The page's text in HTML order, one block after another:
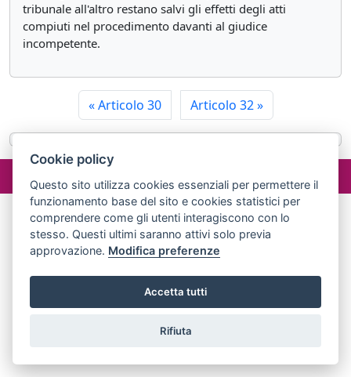
tribunale all'altro restano salvi gli effetti degli atti
compiuti nel procedimento davanti al giudice
incompetente.
«Articolo 30 Articolo 32»
©2024 misterlex.it -
02029690472
Cookie policy
Questo sito utilizza cookies essenziali per permettere il
funzionamento base del sito e cookies statistici per
comprendere come gli utenti interagiscono con lo
stesso. Questi ultimi saranno attivi solo previa
approvazione. Modifica preferenze
Accetta tutti
Rifiuta